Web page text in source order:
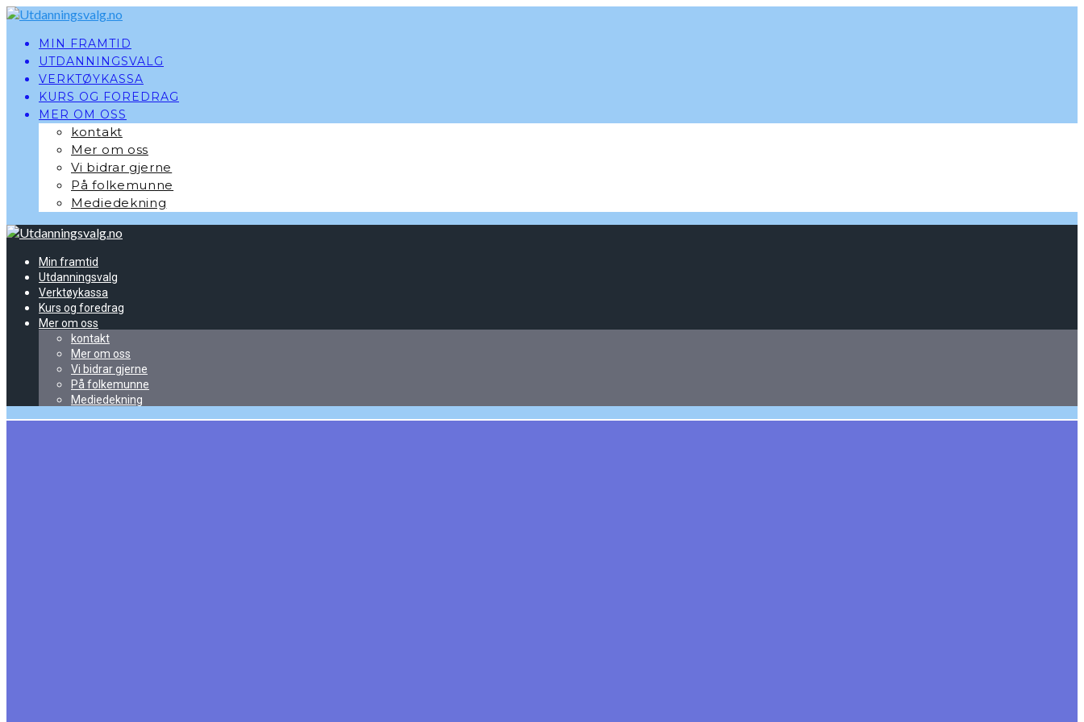
Skip
contentMIN FRAMTID
UTDANNINGSVALG
VERKTØYKASSA
KURS OG FOREDRAG
MER OM OSS
kontakt
Mer om oss
Vi bidrar gjerne
På folkemunne
Mediedekning
Min framtid
Utdanningsvalg
Verktøykassa
Kurs og foredrag
Mer om oss
kontakt
Mer om oss
Vi bidrar gjerne
På folkemunne
Mediedekning